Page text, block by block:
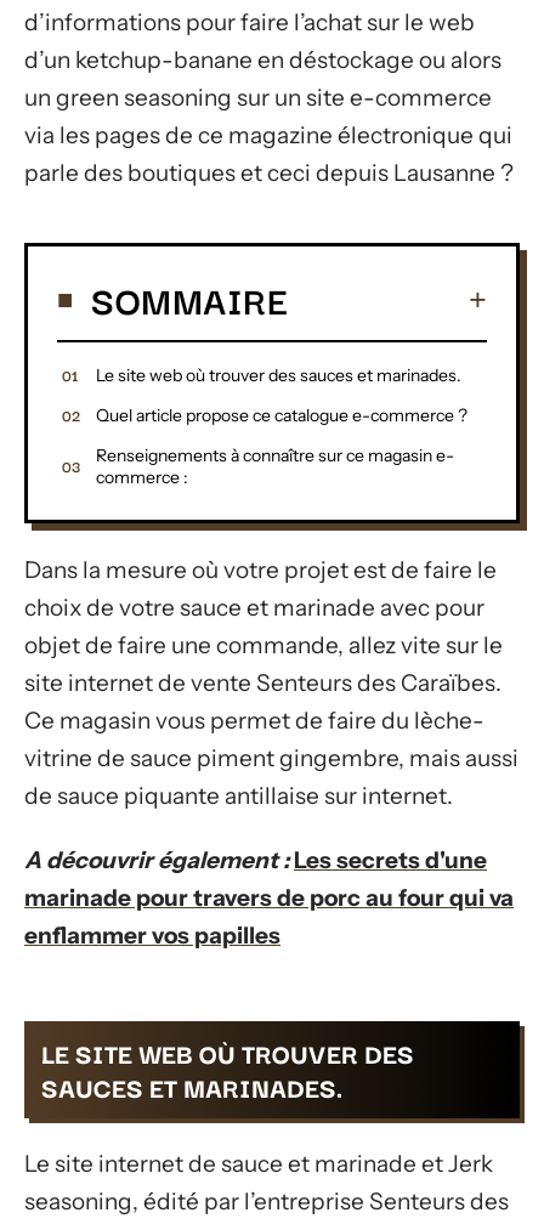
d’informations pour faire l’achat sur le web
d’un ketchup-banane en déstockage ou alors
un green seasoning sur un site e-commerce
via les pages de ce magazine électronique qui
parle des boutiques et ceci depuis Lausanne ?
SOMMAIRE
Le site web où trouver des sauces et marinades.
Quel article propose ce catalogue e-commerce ?
Renseignements à connaître sur ce magasin e-
commerce :
Dans la mesure où votre projet est de faire le
choix de votre sauce et marinade avec pour
objet de faire une commande, allez vite sur le
site internet de vente Senteurs des Caraïbes.
Ce magasin vous permet de faire du lèche-
vitrine de sauce piment gingembre, mais aussi
de sauce piquante antillaise sur internet.
A découvrir également : Les secrets d'une
marinade pour travers de porc au four qui va
enflammer vos papilles
LE SITE WEB OÙ TROUVER DES
SAUCES ET MARINADES.
Le site internet de sauce et marinade et Jerk
seasoning, édité par l’entreprise Senteurs des